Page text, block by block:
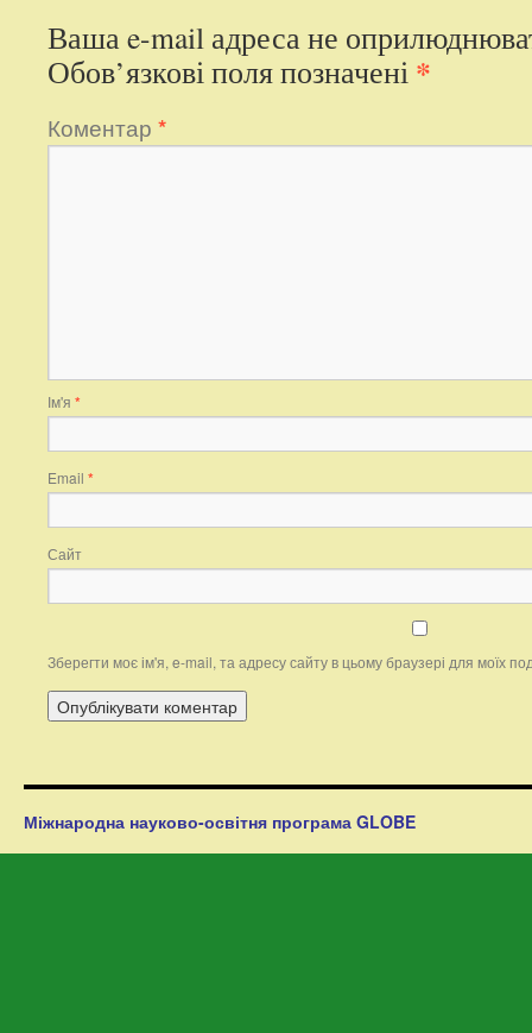
Ваша e-mail адреса не
Обов’язкові поля позначені *
Коментар *
Ім'я *
Email *
Сайт
Зберегти моє ім'я, e-mail, та адресу сайту в цьому браузері для моїх
Міжнародна науково-освітня програма GLOBE